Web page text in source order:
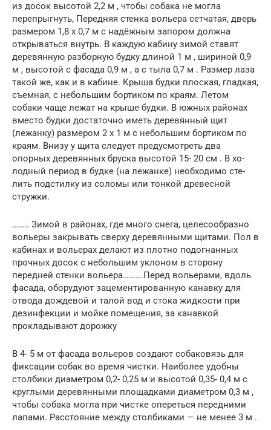
из досок высотой 2,2 м , чтобы собака не могла
перепрыгнуть, Передняя стенка вольера сетчатая, дверь
размером 1,8 х 0,7 м с надёжным запором должна
открываться внутрь. В каждую кабину зимой ставят
деревянную разборную будку дли­ной 1 м , шириной 0,9
м , высотой с фасада 0,9 м , а с тыла 0,7 м . Размер лаза
такой же, как и в кабине. Крыша буд­ки плоская, гладкая,
съемная, с небольшим бортиком по краям. Летом
собаки чаще лежат на крыше будки. В южных районах
вместо будки достаточно иметь дере­вянный щит
(лежанку) размером 2 х 1 м с небольшим бортиком по
краям. Внизу у щита следует предусмотреть два
опорных деревянных бруска высотой 15- 20 см . В хо­
лодный период в будке (на лежанке) необходимо сте­
лить подстилку из соломы или тонкой древесной
стружки.
…….. Зимой в райо­нах, где много снега, целесообразно
вольеры закрывать сверху деревянными щитами. Пол в
кабинах и вольерах делают из плотно подогнанных
прочных досок с неболь­шим уклоном в сторону
передней стенки вольера……….Перед вольерами, вдоль
фасада, оборудуют зацементированную канавку для
отвода дождевой и талой вод и стока жидкости при
дезинфекции и мойке помещения, за канавкой
прокладывают дорожку
В 4- 5 м от фасада вольеров создают собаковязь для
фиксации собак во время чистки. Наиболее удобны
стол­бики диаметром 0,2- 0,25 м и высотой 0,35- 0,4 м с
круг­лыми деревянными площадками диаметром 0,3 м ,
чтобы собака могла при чистке опереться передними
лапами. Расстояние между столбиками — не менее 3 м .